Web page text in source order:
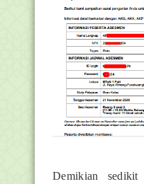
Demikian